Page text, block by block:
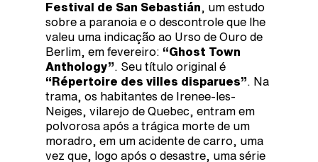
Festival de San Sebastián , um estudo
sobre a paranoia e o descontrole que lhe
valeu uma indicação ao Urso de Ouro de
Berlim, em fevereiro: “Ghost Town
Anthology” . Seu título original é
“Répertoire des villes disparues” . Na
trama, os habitantes de Irenee-les-
Neiges, vilarejo de Quebec, entram em
polvorosa após a trágica morte de um
moradro, em um acidente de carro, uma
vez que, logo após o desastre, uma série